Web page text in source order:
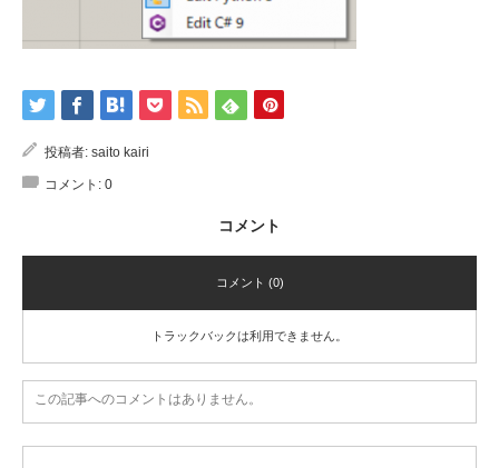
投稿者: saito kairi
コメント: 0
コメント
コメント (0)
トラックバックは利用できません。
この記事へのコメントはありません。